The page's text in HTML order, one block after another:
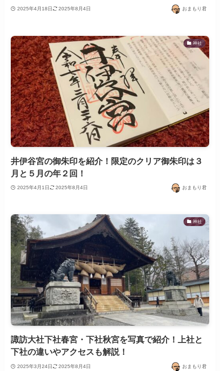
2025年4月18日 2025年8月4日 おまもり君
神社
井伊谷宮の御朱印を紹介！限定のクリア御朱印は３
月と５月の年２回！
2025年4月1日 2025年8月4日 おまもり君
神社
諏訪大社下社春宮・下社秋宮を写真で紹介！上社と
下社の違いやアクセスも解説！
2025年3月24日 2025年8月4日 おまもり君